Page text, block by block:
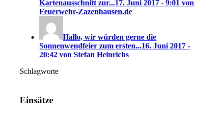
Kartenausschnitt zur...17. Juni 2017 - 9:01 von
Feuerwehr-Zazenhausen.de
Hallo, wir würden gerne die
Sonnenwendfeier zum ersten...16. Juni 2017 -
20:42 von Stefan Heinrichs
Schlagworte
Einsätze